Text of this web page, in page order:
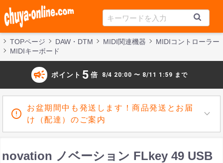
TOPページ DAW・DTM MIDI関連機器
MIDIコントローラー
MIDIキーボード
campaign ポイント 5 倍 8/4 20:00 〜 8/11 1:59 まで
お盆期間中も発送します！商品発送とお届
け（配達）のご案内
novation ノベーション FLkey 49 USB